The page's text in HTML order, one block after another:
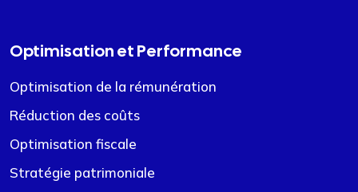
Optimisation et Performance
Optimisation de la rémunération
Réduction des coûts
Optimisation fiscale
Stratégie patrimoniale